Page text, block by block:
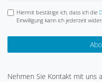
Hiermit bestätige ich, dass ich die
Einwilligung kann ich jederzeit
Nehmen Sie Kontakt mit uns